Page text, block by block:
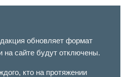
обновляет формат
на сайте будут отключены.
кто на протяжении